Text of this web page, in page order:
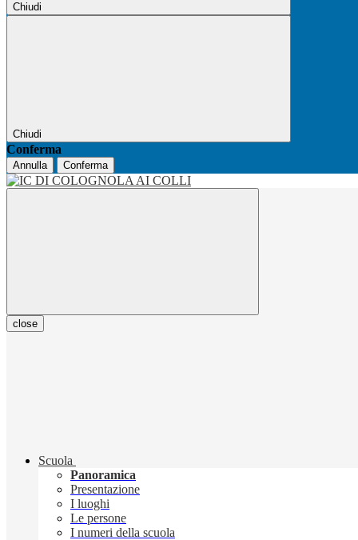
Chiudi
Chiudi
Conferma
Annulla Conferma
close
Scuola
Panoramica
Presentazione
I luoghi
Le persone
I numeri della scuola